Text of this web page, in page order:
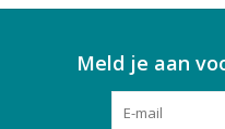
Meld je aan